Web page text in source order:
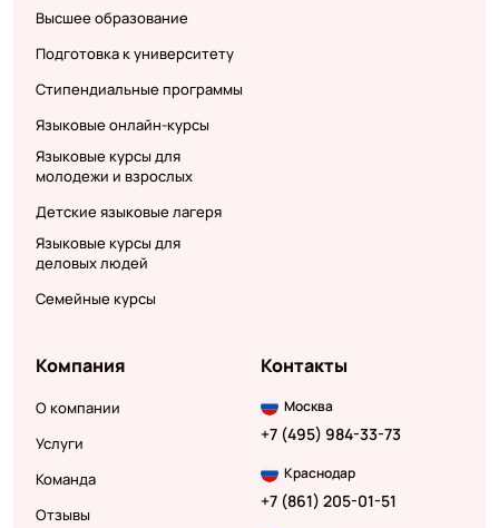
Высшее образование
Подготовка к университету
Стипендиальные программы
Языковые онлайн-курсы
Языковые курсы для
молодежи и взрослых
Детские языковые лагеря
Языковые курсы для
деловых людей
Семейные курсы
Компания
О компании
Услуги
Команда
Отзывы
Контакты
Москва
+7 (495) 984-33-73
Краснодар
+7 (861) 205-01-51